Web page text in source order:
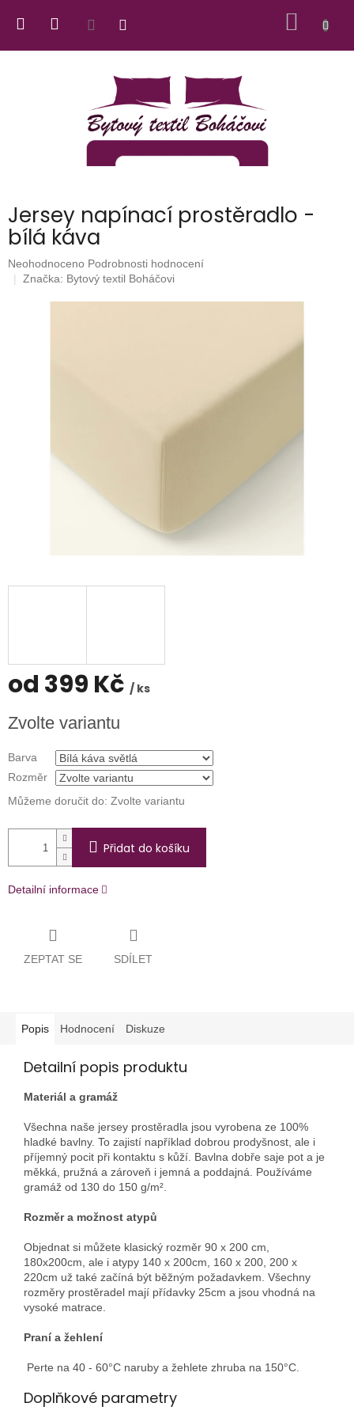
Jersey napínací prostěradlo -
bílá káva
Průměrné
hodnocení
Neohodnoceno Podrobnosti hodnocení
Značka: Bytový textil Boháčovi
od 399 Kč / ks
cena:
Zvolte variantu
Barva
Rozměr
Můžeme doručit do: Zvolte variantu
Přidat do košíku
Detailní informace
ZEPTAT SE SDÍLET
Popis Hodnocení Diskuze
Detailní popis produktu
Materiál a gramáž
Všechna naše jersey prostěradla jsou vyrobena ze 100%
hladké bavlny. To zajistí například dobrou prodyšnost, ale i
příjemný pocit při kontaktu s kůží. Bavlna dobře saje pot a je
měkká, pružná a zároveň i jemná a poddajná. Používáme
gramáž od 130 do 150 g/m².
Rozměr a možnost atypů
Objednat si můžete klasický rozměr 90 x 200 cm,
180x200cm, ale i atypy 140 x 200cm, 160 x 200, 200 x
220cm už také začíná být běžným požadavkem. Všechny
rozměry prostěradel mají přídavky 25cm a jsou vhodná na
vysoké matrace.
Praní a žehlení
Perte na 40 - 60°C naruby a žehlete zhruba na 150°C.
Doplňkové parametry